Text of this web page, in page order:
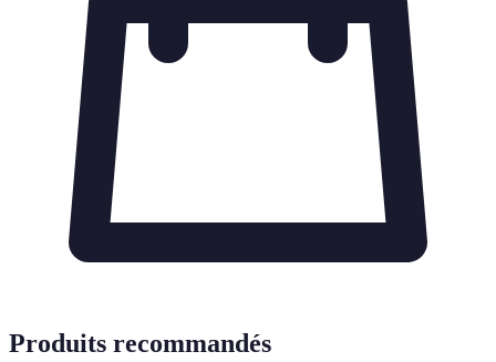
Produits recommandés